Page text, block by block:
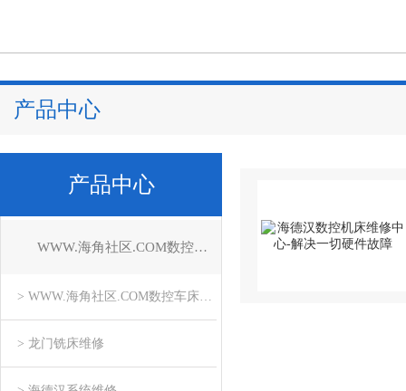
产品中心
产品中心
WWW.海角社区.COM数控系统维修
> WWW.海角社区.COM数控车床维修
> 龙门铣床维修